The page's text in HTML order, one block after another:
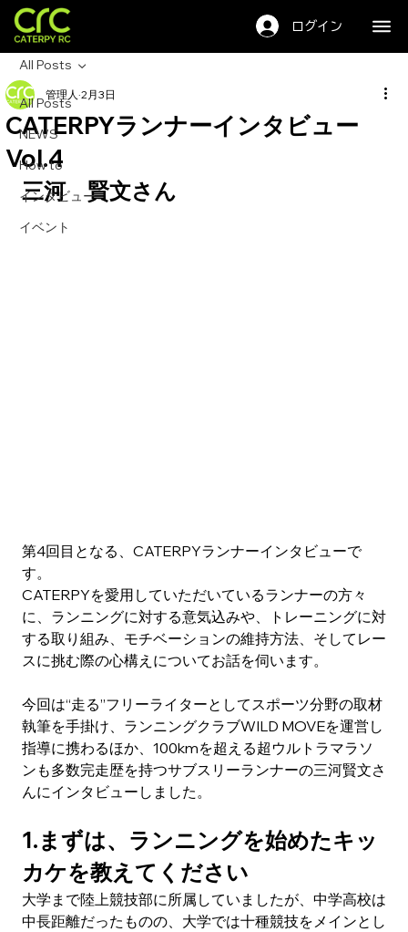
ログイン
All Posts
NEWS
How to
インタビュー
イベント
All Posts
CATERPYランナーインタビュー
Vol.4
管理人 2月3日
三河　賢文さん
第4回目となる、CATERPYランナーインタビューで
す。
CATERPYを愛用していただいているランナーの方々
に、ランニングに対する意気込みや、トレーニングに対
する取り組み、モチベーションの維持方法、そしてレー
スに挑む際の心構えについてお話を伺います。
今回は“走る”フリーライターとしてスポーツ分野の取材
執筆を手掛け、ランニングクラブWILD MOVEを運営し
指導に携わるほか、100kmを超える超ウルトラマラソ
ンも多数完走歴を持つサブスリーランナーの三河賢文さ
んにインタビューしました。
1.まずは、ランニングを始めたキッ
カケを教えてください
大学まで陸上競技部に所属していましたが、中学高校は
中長距離だったものの、大学では十種競技をメインとし